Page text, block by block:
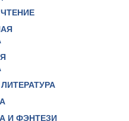
И ФЭНТЕЗИ